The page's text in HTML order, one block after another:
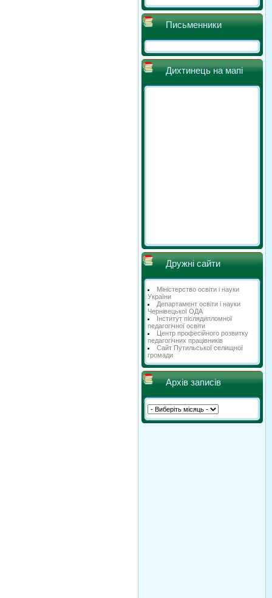
Письменники
Дихтинець на мапі
Дружні сайти
Міністерство освіти і науки
України
Департамент освіти і науки
Чернівецької ОДА
Інститут післядипломної
педагогічної освіти
Центр професійного розвитку
педагогічних працівників
Сайт Путильської селищної
громади
Архів записів